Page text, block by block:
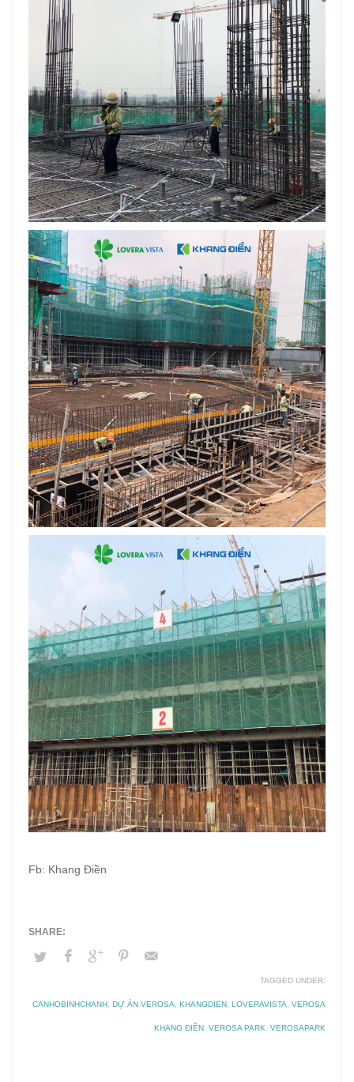
Fb: Khang Điền
TAGGED UNDER:
CANHOBINHCHANH DỰ ÁN VEROSA KHANGDIEN LOVERAVISTA VEROSA
KHANG ĐIỀN VEROSA PARK VEROSAPARK